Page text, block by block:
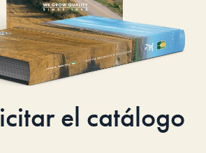
el catálogo